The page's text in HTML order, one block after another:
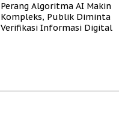
Perang Algoritma AI Makin
Kompleks, Publik Diminta
Verifikasi Informasi Digital